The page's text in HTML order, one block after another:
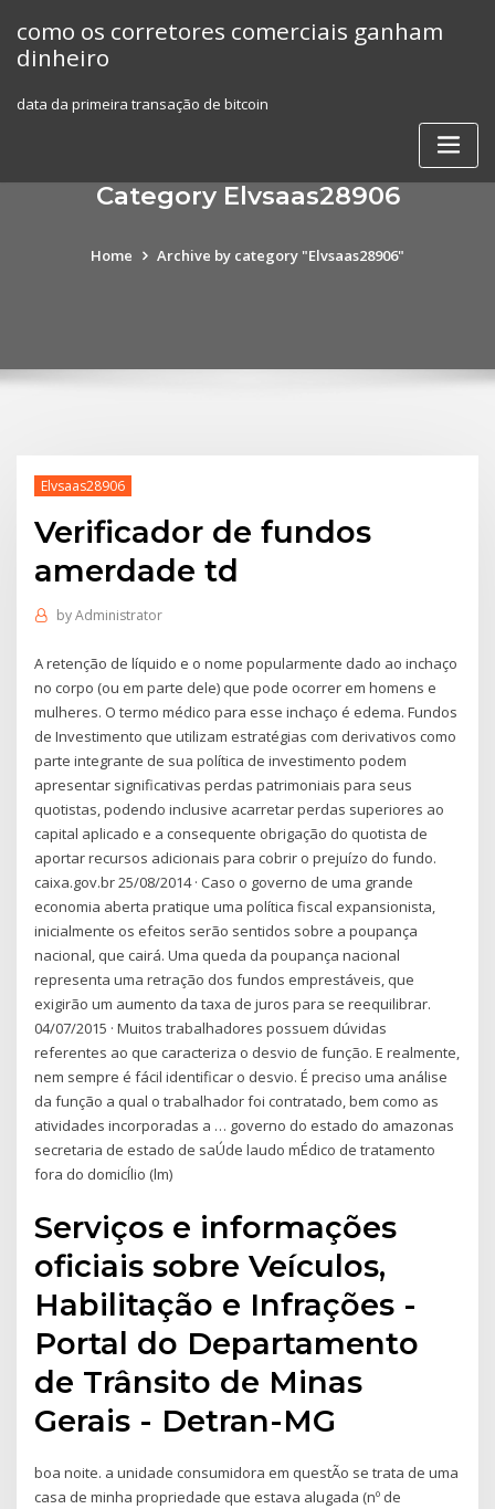
content
como os corretores comerciais ganham
dinheiro
data da primeira transação de bitcoin
Category Elvsaas28906
Home Archive by category "Elvsaas28906"
Elvsaas28906
Verificador de fundos
amerdade td
byAdministrator
A retenção de líquido e o nome popularmente dado ao inchaço
no corpo (ou em parte dele) que pode ocorrer em homens e
mulheres. O termo médico para esse inchaço é edema. Fundos
de Investimento que utilizam estratégias com derivativos como
parte integrante de sua política de investimento podem
apresentar significativas perdas patrimoniais para seus
quotistas, podendo inclusive acarretar perdas superiores ao
capital aplicado e a consequente obrigação do quotista de
aportar recursos adicionais para cobrir o prejuízo do fundo.
caixa.gov.br 25/08/2014 · Caso o governo de uma grande
economia aberta pratique uma política fiscal expansionista,
inicialmente os efeitos serão sentidos sobre a poupança
nacional, que cairá. Uma queda da poupança nacional
representa uma retração dos fundos emprestáveis, que
exigirão um aumento da taxa de juros para se reequilibrar.
04/07/2015 · Muitos trabalhadores possuem dúvidas
referentes ao que caracteriza o desvio de função. E realmente,
nem sempre é fácil identificar o desvio. É preciso uma análise
da função a qual o trabalhador foi contratado, bem como as
atividades incorporadas a … governo do estado do amazonas
secretaria de estado de saÚde laudo mÉdico de tratamento
fora do domicÍlio (lm)
Serviços e informações
oficiais sobre Veículos,
Habilitação e Infrações -
Portal do Departamento
de Trânsito de Minas
Gerais - Detran-MG
boa noite. a unidade consumidora em questÃo se trata de uma
casa de minha propriedade que estava alugada (nº de